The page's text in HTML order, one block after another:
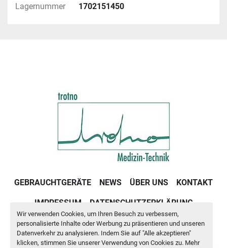
Wir verwenden Cookies, um Ihren Besuch zu verbessern,
personalisierte Inhalte oder Werbung zu präsentieren und unseren
Datenverkehr zu analysieren. Indem Sie auf "Alle akzeptieren"
klicken, stimmen Sie unserer Verwendung von Cookies zu. Mehr
Lagernummer 1702151450
GEBRAUCHTGERÄTE NEWS ÜBER UNS KONTAKT
IMPRESSUM DATENSCHUTZERKLÄRUNG
GESCHÄFTSBEDINGUNGEN
Cookie-Einstellungen